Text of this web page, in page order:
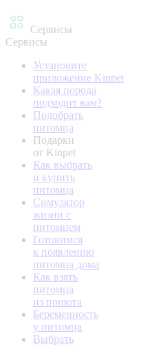
Сервисы
Сервисы
Установите
приложение Kinpet
Какая порода
подходит вам?
Подобрать
питомца
Подарки
от Kinpet
Как выбрать
и купить
питомца
Симулятор
жизни с
питомцем
Готовимся
к появлению
питомца дома
Как взять
питомца
из приюта
Беременность
у питомца
Выбрать